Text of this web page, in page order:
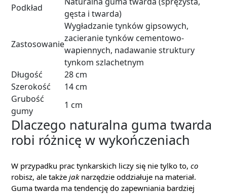
Podkład
gęsta i twarda)
Zastosowanie
Wygładzanie tynków gipsowych,
zacieranie tynków cementowo-
wapiennych, nadawanie struktury
tynkom szlachetnym
Długość
28 cm
Szerokość
14 cm
Grubość
gumy
1 cm
Dlaczego naturalna guma twarda
robi różnicę w wykończeniach
W przypadku prac tynkarskich liczy się nie tylko to, co
robisz, ale także jaknarzędzie oddziałuje na materiał.
Guma twarda ma tendencję do zapewniania bardziej